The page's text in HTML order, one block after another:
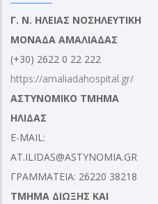
Γ. Ν. ΗΛΕΙΑΣ ΝΟΣΗΛΕΥΤΙΚΗ
ΜΟΝΑΔΑ ΑΜΑΛΙΑΔΑΣ
(+30) 2622 0 22 222
https://amaliadahospital.gr/
ΑΣΤΥΝΟΜΙΚΟ ΤΜΗΜΑ
ΗΛΙΔΑΣ
E-MAIL:
AT.ILIDAS@ASTYNOMIA.GR
ΓΡΑΜΜΑΤΕΙΑ: 26220 38218
ΤΜΗΜΑ ΔΙΩΞΗΣ ΚΑΙ